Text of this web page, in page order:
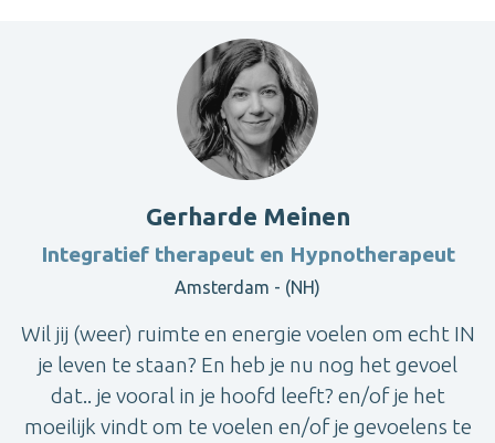
Gerharde Meinen
Integratief therapeut en Hypnotherapeut
Amsterdam - (NH)
Wil jij (weer) ruimte en energie voelen om echt IN
je leven te staan? En heb je nu nog het gevoel
dat.. je vooral in je hoofd leeft? en/of je het
moeilijk vindt om te voelen en/of je gevoelens te